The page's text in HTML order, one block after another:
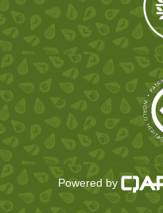
Powered by